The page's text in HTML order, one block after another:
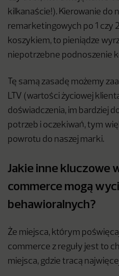
kilkanaście!). Kierowanie do
remarketingowych po 1 czy
koszykiem, to pieniądze
niepotrzebne podnoszenie
Tę samą zasadę możemy
LTV (wartości życiowej
doświadczenia, im bardziej
potrzeb i oczekiwań, tym
powrotu do naszej marki.
Jakie inne kluczowe
commerce mogą
behawioralnych?
Że miejsca, którym
commerce z reguły jest to
miejsca, gdzie tracą